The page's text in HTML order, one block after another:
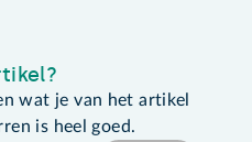
wat je van het artikel
is heel goed.